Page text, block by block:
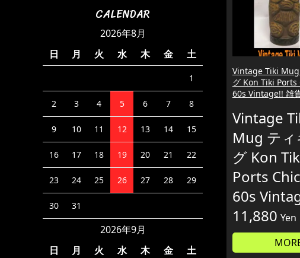
CALENDAR
2026年8月
日
月 火 水 木 金 土
1
2 3 4 5 6 7 8
9 10 11 12 13 14 15
16 17 18 19 20 21 22
23 24 25 26 27 28 29
30 31
2026年9月
日
月 火 水 木 金 土
Vintage Tiki Mug
グ Kon Tiki
60s Vintage!! 雑
Vintage
Mug ティ
グ Kon
Ports
60s
11,880 Yen